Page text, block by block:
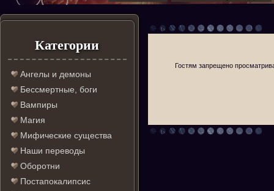
Категории
Ангелы и демоны
Бессмертные, боги
Вампиры
Магия
Мифические существа
Наши переводы
Оборотни
Постапокалипсис
Гостям запрещено